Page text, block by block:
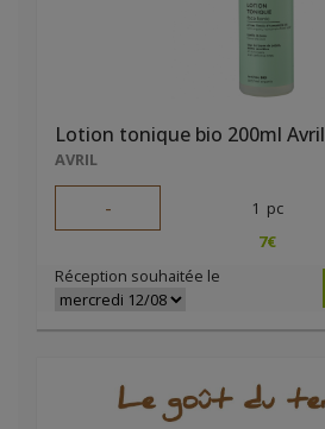
Lotion tonique bio 200ml Avril
AVRIL
- 1 pc
7€
Réception souhaitée le